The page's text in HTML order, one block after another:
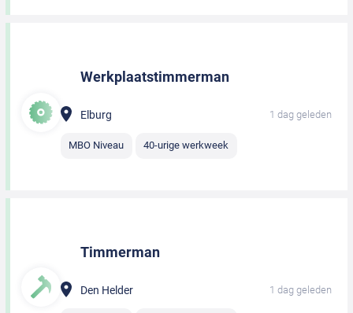
Werkplaatstimmerman
Elburg 1 dag geleden
MBO Niveau 40-urige werkweek
Timmerman
Den Helder 1 dag geleden